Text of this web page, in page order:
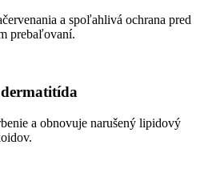
a spoľahlivá ochrana pred
prebaľovaní.
a obnovuje narušený lipidový